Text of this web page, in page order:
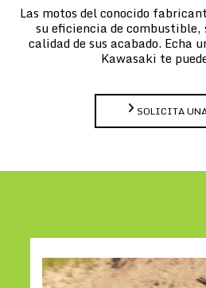
Las motos del conocido
su eficiencia de
calidad de sus acabado. Echa
Kawasaki te
SOLICITA